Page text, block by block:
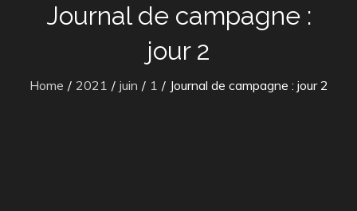
Journal de campagne :
jour 2
Home 2021 juin 1 Journal de campagne : jour 2